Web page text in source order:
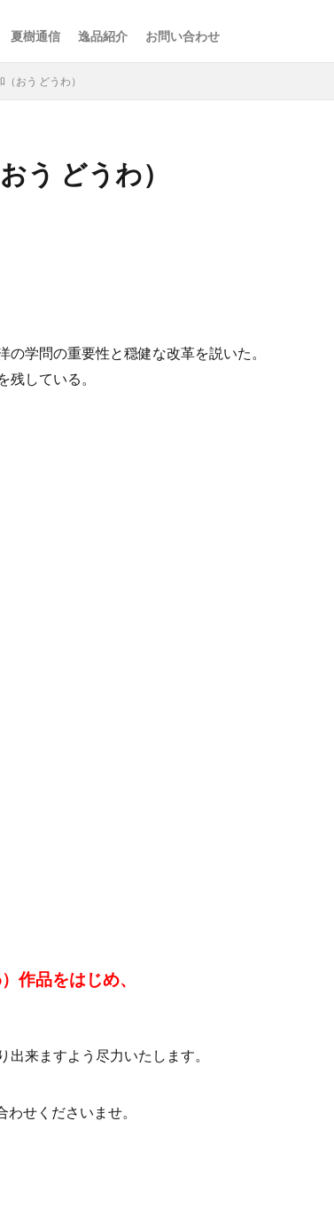
夏樹通信 逸品紹介 お問い合わせ
おう どうわ）
う どうわ）
学問の重要性と穏健な改革を説いた。
している。
作品をはじめ、
来ますよう尽力いたします。
せくださいませ。
検索